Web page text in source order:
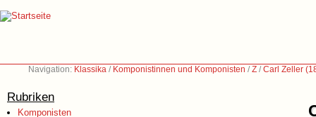
Navigation: Klassika / Komponistinnen und Komponisten /Z /Carl Zeller
Rubriken
Komponisten